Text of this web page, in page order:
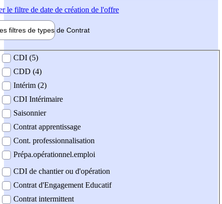
le filtre de date de création de l'offre
filtres de types de Contrat
contrat
CDI (5)
CDD (4)
Intérim (2)
CDI Intérimaire
Saisonnier
Contrat apprentissage
Cont. professionnalisation
Prépa.opérationnel.emploi
CDI de chantier ou d'opération
Contrat d'Engagement Educatif
Contrat intermittent